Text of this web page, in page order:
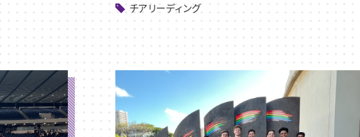
チアリーディング